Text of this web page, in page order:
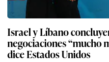
Israel y Líbano
negociaciones “mucho
dice Estados Unidos